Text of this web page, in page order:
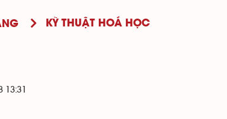
KỸ THUẬT HOÁ HỌC